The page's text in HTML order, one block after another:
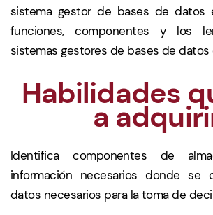
sistema gestor de bases de
funciones, componentes y los
sistemas gestores de bases de datos
Habilidades
a
Identifica componentes de
información necesarios donde se
datos necesarios para la toma de